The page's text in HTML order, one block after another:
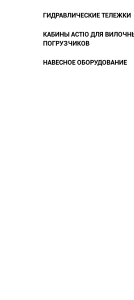
ГИДРАВЛИЧЕСКИЕ ТЕЛЕЖКИ
КАБИНЫ ACTIO ДЛЯ
ПОГРУЗЧИКОВ
НАВЕСНОЕ ОБОРУДОВАНИЕ